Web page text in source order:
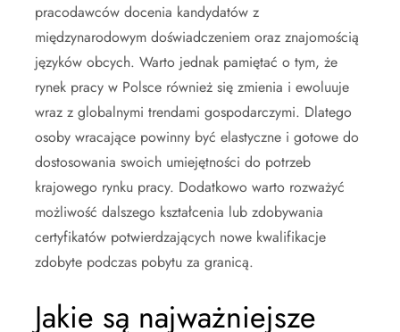
pracodawców docenia kandydatów z
międzynarodowym doświadczeniem oraz znajomością
języków obcych. Warto jednak pamiętać o tym, że
rynek pracy w Polsce również się zmienia i ewoluuje
wraz z globalnymi trendami gospodarczymi. Dlatego
osoby wracające powinny być elastyczne i gotowe do
dostosowania swoich umiejętności do potrzeb
krajowego rynku pracy. Dodatkowo warto rozważyć
możliwość dalszego kształcenia lub zdobywania
certyfikatów potwierdzających nowe kwalifikacje
zdobyte podczas pobytu za granicą.
Jakie są najważniejsze